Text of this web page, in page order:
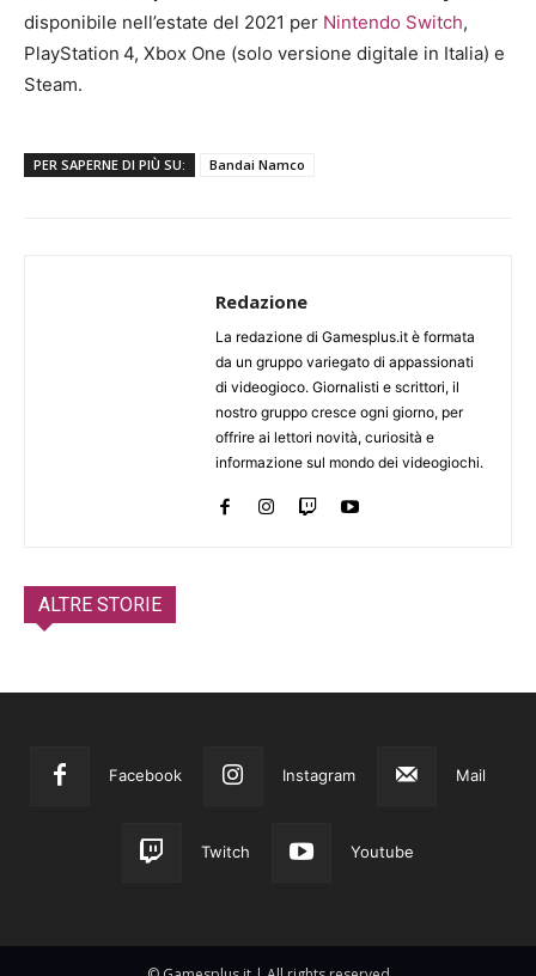
disponibile nell’estate del 2021 per Nintendo Switch,
PlayStation 4, Xbox One (solo versione digitale in Italia) e
Steam.
PER SAPERNE DI PIÙ SU: Bandai Namco
Redazione
La redazione di Gamesplus.it è formata
da un gruppo variegato di appassionati
di videogioco. Giornalisti e scrittori, il
nostro gruppo cresce ogni giorno, per
offrire ai lettori novità, curiosità e
informazione sul mondo dei videogiochi.
ALTRE STORIE
Facebook Instagram Mail
Twitch Youtube